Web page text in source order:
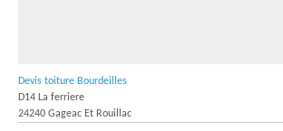
Devis toiture Bourdeilles
D14 La ferriere
24240 Gageac Et Rouillac